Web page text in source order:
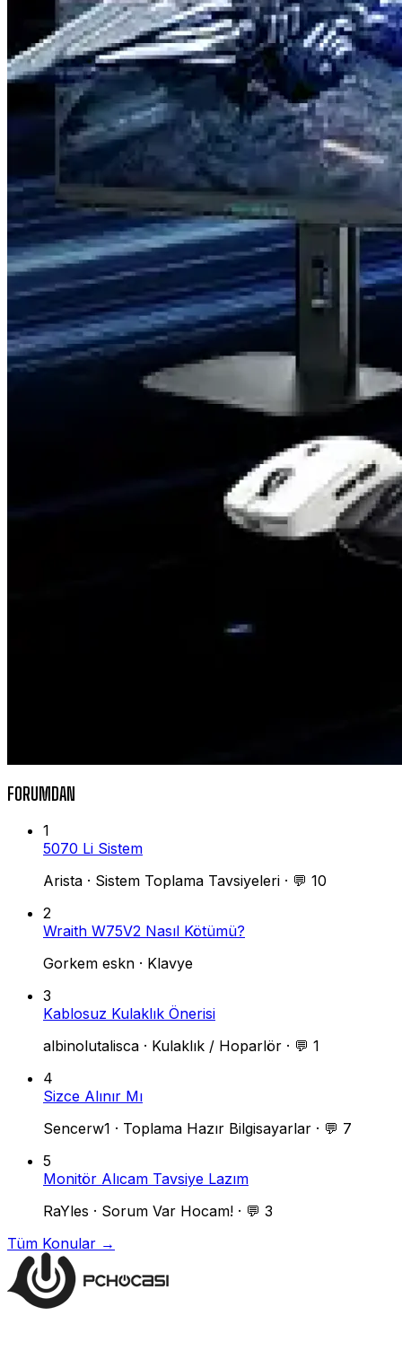
FORUMDAN
1
5070 Li Sistem
Arista · Sistem Toplama Tavsiyeleri · 💬 10
2
Wraith W75V2 Nasıl Kötümü?
Gorkem eskn · Klavye
3
Kablosuz Kulaklık Önerisi
albinolutalisca · Kulaklık / Hoparlör · 💬 1
4
Sizce Alınır Mı
Sencerw1 · Toplama Hazır Bilgisayarlar · 💬 7
5
Monitör Alıcam Tavsiye Lazım
RaYles · Sorum Var Hocam! · 💬 3
Tüm Konular →